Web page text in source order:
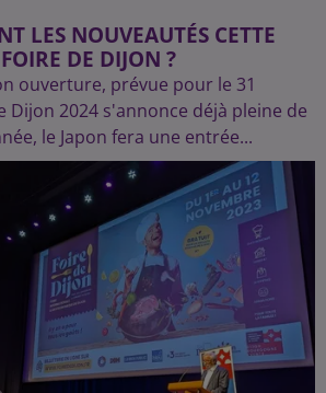
LES NOUVEAUTÉS CETTE
DE DIJON ?
ouverture, prévue pour le 31
Dijon 2024 s'annonce déjà pleine de
le Japon fera une entrée...